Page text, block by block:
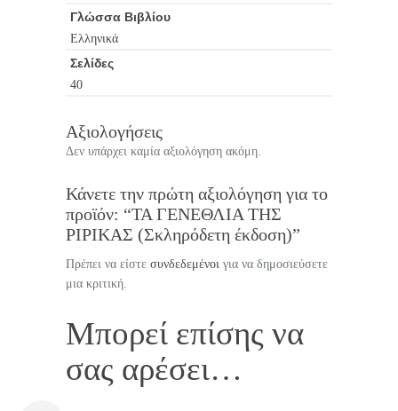
Γλώσσα Βιβλίου
Ελληνικά
Σελίδες
40
Αξιολογήσεις
Δεν υπάρχει καμία αξιολόγηση ακόμη.
Κάνετε την πρώτη αξιολόγηση για το
προϊόν: “ΤΑ ΓΕΝΕΘΛΙΑ ΤΗΣ
ΡΙΡΙΚΑΣ (Σκληρόδετη έκδοση)”
Πρέπει να είστε συνδεδεμένοι για να δημοσιεύσετε
μια κριτική.
Μπορεί επίσης να
σας αρέσει…